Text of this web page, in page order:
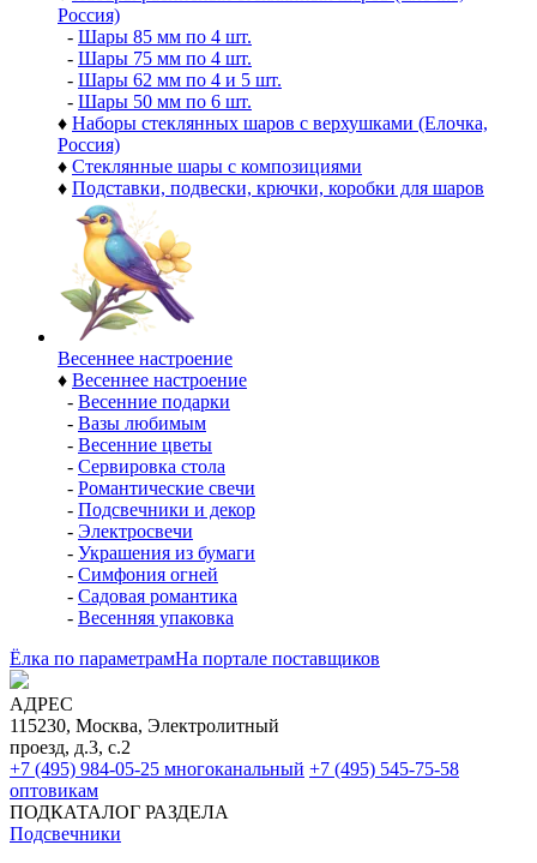
Россия)
- Шары 85 мм по 4 шт.
- Шары 75 мм по 4 шт.
- Шары 62 мм по 4 и 5 шт.
- Шары 50 мм по 6 шт.
♦ Наборы стеклянных шаров с верхушками (Елочка,
Россия)
♦ Стеклянные шары с композициями
♦ Подставки, подвески, крючки, коробки для шаров
Весеннее настроение
♦ Весеннее настроение
- Весенние подарки
- Вазы любимым
- Весенние цветы
- Сервировка стола
- Романтические свечи
- Подсвечники и декор
- Электросвечи
- Украшения из бумаги
- Симфония огней
- Садовая романтика
- Весенняя упаковка
Ёлка по параметрамНа портале поставщиков
АДРЕС
115230, Москва, Электролитный
проезд, д.3, с.2
+7 (495) 984-05-25 многоканальный +7 (495) 545-75-58
оптовикам
ПОДКАТАЛОГ РАЗДЕЛА
Подсвечники